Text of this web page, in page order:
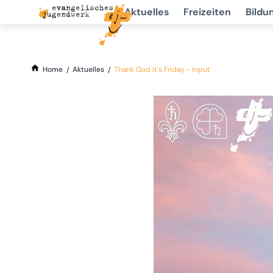
Aktuelles Freizeiten
Home Aktuelles Thank God it's Friday - Input